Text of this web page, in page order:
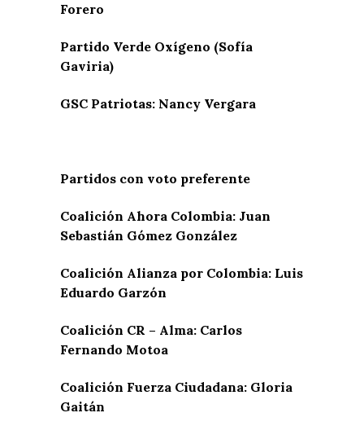
Forero
Partido Verde Oxígeno (Sofía
Gaviria)
GSC Patriotas: Nancy Vergara
Partidos con voto preferente
Coalición Ahora Colombia: Juan
Sebastián Gómez González
Coalición Alianza por Colombia: Luis
Eduardo Garzón
Coalición CR – Alma: Carlos
Fernando Motoa
Coalición Fuerza Ciudadana: Gloria
Gaitán